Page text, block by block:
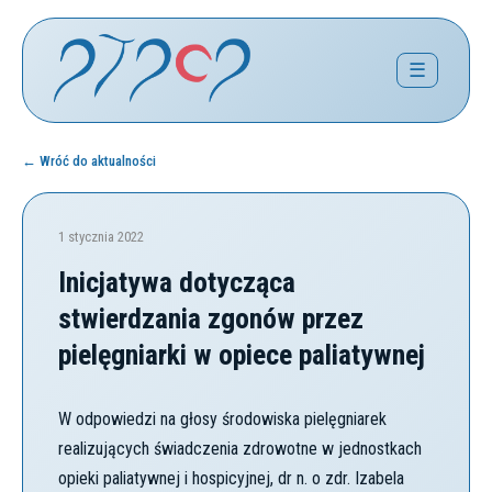
☰
← Wróć do aktualności
1 stycznia 2022
Inicjatywa dotycząca
stwierdzania zgonów przez
pielęgniarki w opiece paliatywnej
W odpowiedzi na głosy środowiska pielęgniarek
realizujących świadczenia zdrowotne w jednostkach
opieki paliatywnej i hospicyjnej, dr n. o zdr. Izabela